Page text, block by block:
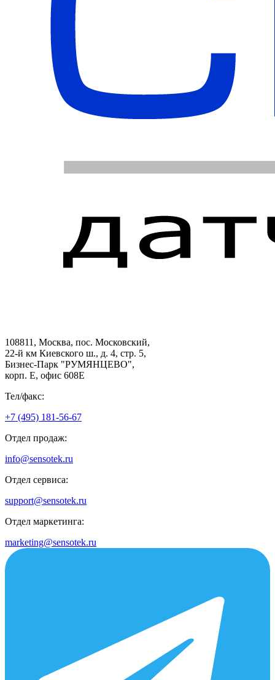
108811, Москва, пос. Московский,
22-й км Киевского ш., д. 4, стр. 5,
Бизнес-Парк "РУМЯНЦЕВО",
корп. Е, офис 608E
Тел/факс:
+7 (495) 181-56-67
Отдел продаж:
info@sensotek.ru
Отдел сервиса:
support@sensotek.ru
Отдел маркетинга:
marketing@sensotek.ru